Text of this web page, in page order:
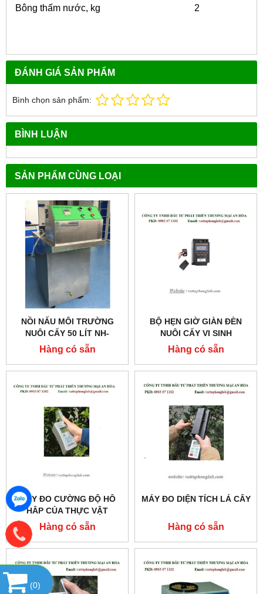
Bông thấm nước, kg 2
ĐÁNH GIÁ SẢN PHẨM
Bình chọn sản phẩm:
BÌNH LUẬN
SẢN PHẨM CÙNG LOẠI
NỒI NẤU MÔI TRƯỜNG
NUÔI CẤY 50 LÍT NH-
GZ50SG, CHIẾT RÓT TỰ
ĐỘNG
Hàng có sẵn
BỘ HẸN GIỜ GIÀN ĐÈN
NUÔI CẤY VI SINH
Hàng có sẵn
MÁY ĐO CƯỜNG ĐỘ HÔ
HÂP CỦA THỰC VẬT
Hàng có sẵn
MÁY ĐO DIỆN TÍCH LÁ CÂY
Hàng có sẵn
(0)